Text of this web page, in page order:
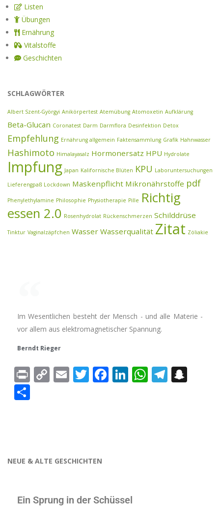
Listen
Übungen
Ernährung
Vitalstoffe
Geschichten
SCHLAGWÖRTER
Albert Szent-Györgyi Anikörpertest Atemübung Atomoxetin Aufklärung
Beta-Glucan Coronatest Darm Darmflora Desinfektion Detox
Empfehlung Ernährung allgemein Faktensammlung Grafik Hahnwasser
Hashimoto Himalayasalz Hormonersatz HPU Hydrolate
Impfung Japan Kalifornische Blüten KPU Laboruntersuchungen
Lieferengpaß Lockdown Maskenpflicht Mikronährstoffe pdf
Phenylethylamine Philosophie Physiotherapie Pille Richtig
essen 2.0 Rosenhydrolat Rückenschmerzen Schilddrüse
Tinktur Vaginalzäpfchen Wasser Wasserqualität Zitat Zöliakie
Im Wesentlichen besteht der Mensch - und alle Materie -
vor allem aus elektromagnetischer Spannung.
Berndt Rieger
PrintCopyEmailTwitter
Facebook
LinkedIn
NEUE & ALTE GESCHICHTEN
Ein Sprung in der Schüssel